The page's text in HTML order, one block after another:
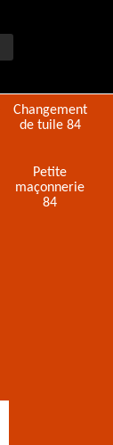
Changement
de tuile 84
Petite
maçonnerie
84